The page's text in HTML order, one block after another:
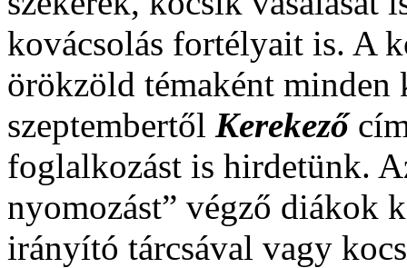
kovácsolás fortélyait is. A
örökzöld témaként
szeptembertől Kerekező
foglalkozást is hirdetünk.
nyomozást” végző diákok
irányító tárcsával vagy